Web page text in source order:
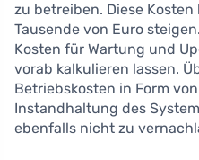
zu betreiben. Diese
Tausende von Euro
Kosten für Wartung und
vorab kalkulieren lassen.
Betriebskosten in Form
Instandhaltung des
ebenfalls nicht zu